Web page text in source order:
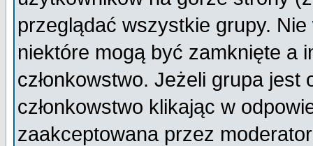
przeglądać wszystkie grupy.
niektóre mogą być zamknięte a
członkowstwo. Jeżeli grupa
członkowstwo klikając w
zaakceptowana przez